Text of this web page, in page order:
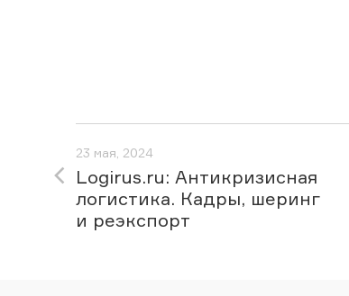
23 мая, 2024
Logirus.ru: Антикризисная
логистика. Кадры, шеринг
и реэкспорт